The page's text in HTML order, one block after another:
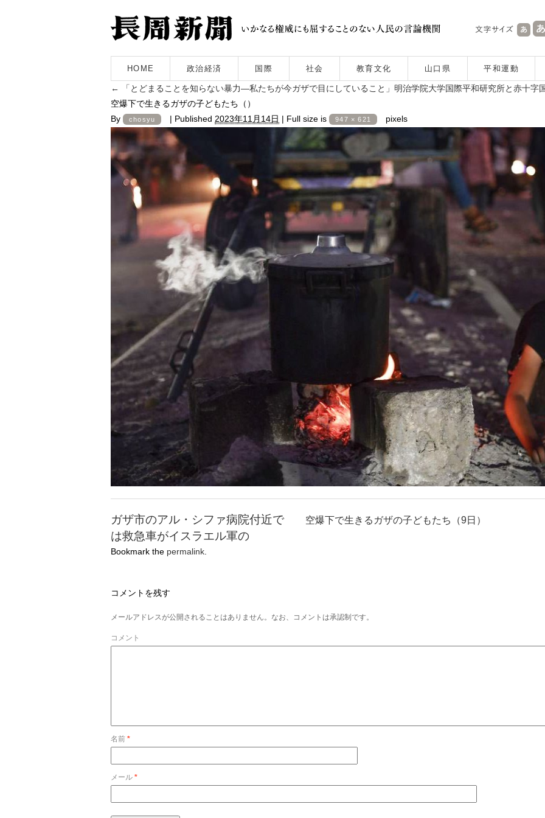
HOME 政治経済 国際 社会 教育文化 山口県 平和運動
←
「とどまることを知らない暴力―私たちが今ガザで目にしていること」明治学院大学国際平和研究所と赤十字
空爆下で生きるガザの子どもたち（）
By
chosyu | Published 2023年11月14日 | Full size is 947 × 621 pixels
ガザ市のアル・シファ病院付近で
は救急車がイスラエル軍の
空爆下で生きるガザの子どもたち（9日）
Bookmark the permalink
コメントを残す
メールアドレスが公開されることはありません。なお、コメントは承認制です。
コメント
名前 *
メール *